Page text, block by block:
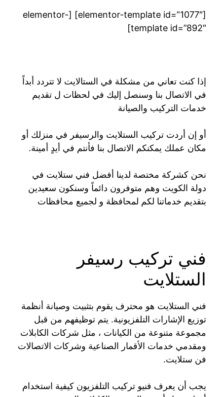
[elementor-template id=”1077″] [elementor-
template id=”892″]
إذا كنت تعاني من مشكلة في الستالايت لا تتردد أبداً
في الاتصال بنا وسنصل إليك في لحظات ل تقديم
خدمات التركيب والصيانة
أو إن أردت تركيب الستلايت والرسيفر في منزلك أو
مكان عملك يمكنكم الاتصال بنا فأنتم في أيدٍ أمينة.
نحن كشركة مختصة لدينا أفضل فني ستلايت في
دولة الكويت وهم متوفرون دائماً وسنكون سعيدين
بتقديم خدماتنا لكم لمحافظة و لجميع محافظات
فني تركيب رسيفر
الستلايت
فني الستلايت هو محترف يقوم بتثبيت وصيانة أنظمة
توزيع الإشارات التلفزيونية. يتم توظيفهم من قبل
مجموعة متنوعة من الكيانات ، مثل شركات الكابلات
ومقدمي خدمات الأقمار الصناعية وشركات الاتصالات
فن ستلايت.
يجب أن يعرف فنيو تركيب التلفزيون كيفية استخدام